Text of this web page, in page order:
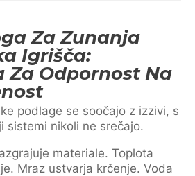
Za Zunanja
Igrišča:
Za Odpornost Na
podlage se soočajo z izzivi, s
sistemi nikoli ne srečajo.
materiale. Toplota
Mraz ustvarja krčenje. Voda